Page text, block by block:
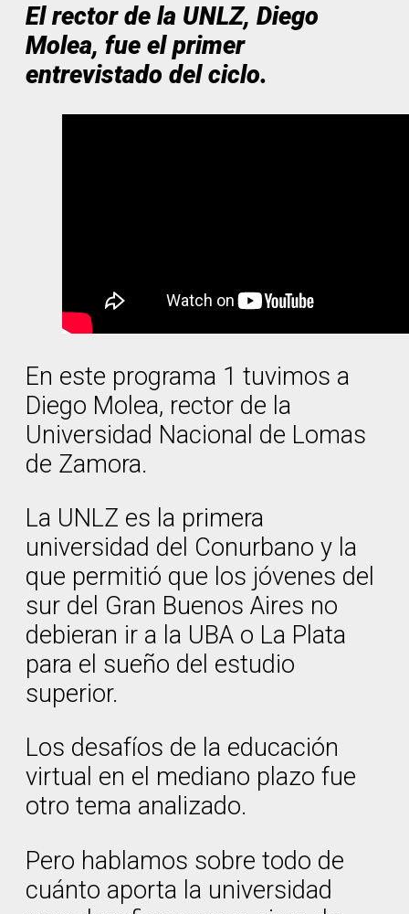
El rector de la UNLZ, Diego
Molea, fue el primer
entrevistado del ciclo.
En este programa 1 tuvimos a
Diego Molea, rector de la
Universidad Nacional de Lomas
de Zamora.
La UNLZ es la primera
universidad del Conurbano y la
que permitió que los jóvenes del
sur del Gran Buenos Aires no
debieran ir a la UBA o La Plata
para el sueño del estudio
superior.
Los desafíos de la educación
virtual en el mediano plazo fue
otro tema analizado.
Pero hablamos sobre todo de
cuánto aporta la universidad